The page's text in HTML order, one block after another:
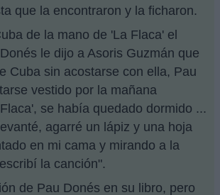
que la encontraron y la ficharon.
de la mano de 'La Flaca' el
le dijo a Asoris Guzmán que
Cuba sin acostarse con ella, Pau
vestido por la mañana
se había quedado dormido ...
agarré un lápiz y una hoja
en mi cama y mirando a la
la canción".
de Pau Donés en su libro, pero